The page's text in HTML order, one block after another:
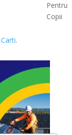
Pentru
Copii
Carti.